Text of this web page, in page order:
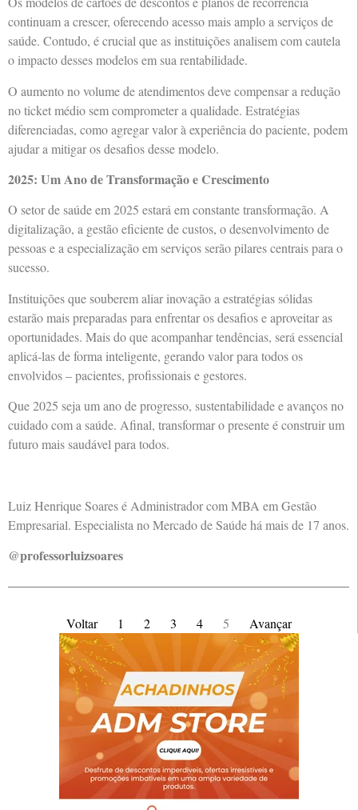
continuam a crescer, oferecendo acesso mais amplo a serviços de
saúde. Contudo, é crucial que as instituições analisem com cautela
o impacto desses modelos em sua rentabilidade.
O aumento no volume de atendimentos deve compensar a redução
no ticket médio sem comprometer a qualidade. Estratégias
diferenciadas, como agregar valor à experiência do paciente, podem
ajudar a mitigar os desafios desse modelo.
2025: Um Ano de Transformação e Crescimento
O setor de saúde em 2025 estará em constante transformação. A
digitalização, a gestão eficiente de custos, o desenvolvimento de
pessoas e a especialização em serviços serão pilares centrais para o
sucesso.
Instituições que souberem aliar inovação a estratégias sólidas
estarão mais preparadas para enfrentar os desafios e aproveitar as
oportunidades. Mais do que acompanhar tendências, será essencial
aplicá-las de forma inteligente, gerando valor para todos os
envolvidos – pacientes, profissionais e gestores.
Que 2025 seja um ano de progresso, sustentabilidade e avanços no
cuidado com a saúde. Afinal, transformar o presente é construir um
futuro mais saudável para todos.
Luiz Henrique Soares é Administrador com MBA em Gestão
Empresarial. Especialista no Mercado de Saúde há mais de 17 anos.
@professorluizsoares
Voltar 1 2 3 4 5 Avançar